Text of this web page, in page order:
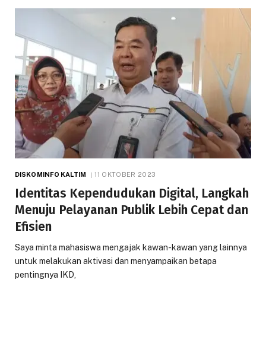
DISKOMINFO KALTIM 11 OKTOBER 2023
Identitas Kependudukan Digital, Langkah
Menuju Pelayanan Publik Lebih Cepat dan
Efisien
Saya minta mahasiswa mengajak kawan-kawan yang lainnya
untuk melakukan aktivasi dan menyampaikan betapa
pentingnya IKD,